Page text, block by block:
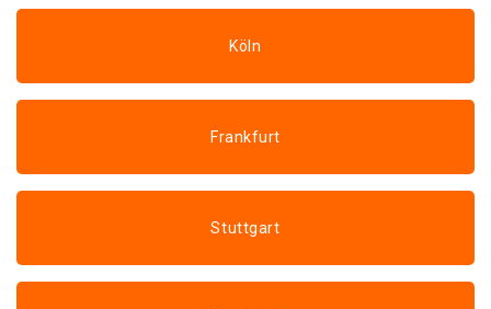
Köln
Frankfurt
Stuttgart